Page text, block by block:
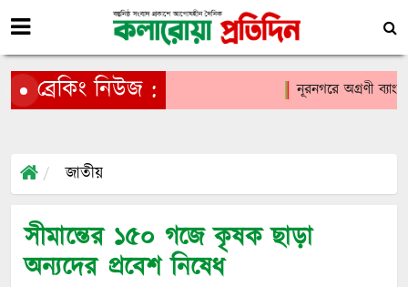
ব্রেকিং নিউজ : নূরনগরে অগ্রণী
জাতীয়
সীমান্তের ১৫০ গজে কৃষক ছাড়া
অন্যদের প্রবেশ নিষেধ